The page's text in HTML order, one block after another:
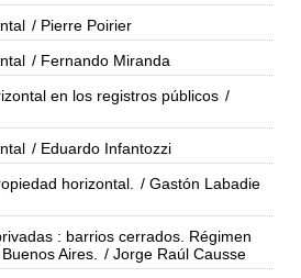
/ Pierre Poirier
/ Fernando Miranda
en los registros públicos /
/ Eduardo Infantozzi
horizontal.
/ Gastón Labadie
: barrios cerrados. Régimen
Aires.
/ Jorge Raúl Causse